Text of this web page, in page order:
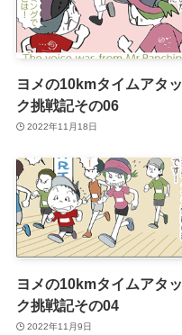
ヨメの10kmタイムアタッ
ク挑戦記その06
2022年11月18日
ヨメの10kmタイムアタッ
ク挑戦記その04
2022年11月9日